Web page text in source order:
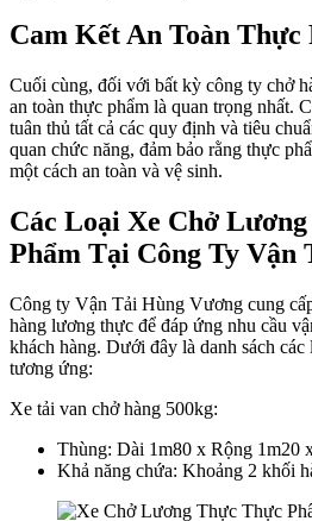
Cam Kết An Toàn Thực
Cuối cùng, đối với bất kỳ công ty chở
an toàn thực phẩm là quan trọng nhất.
tuân thủ tất cả các quy định và tiêu
quan chức năng, đảm bảo rằng thực
một cách an toàn và vệ sinh.
Các Loại Xe Chở
Phẩm Tại Công Ty Vận
Công ty Vận Tải Hùng Vương cung
hàng lương thực để đáp ứng nhu cầu
khách hàng. Dưới đây là danh sách
tương ứng:
Xe tải van chở hàng 500kg:
Thùng: Dài 1m80 x Rộng 1m20
Khả năng chứa: Khoảng 2 khối